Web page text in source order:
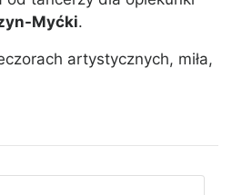
Myćki.
artystycznych, miła,